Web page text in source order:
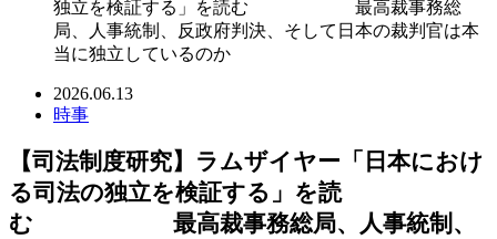
独立を検証する」を読む 最高裁事務総
局、人事統制、反政府判決、そして日本の裁判官は本
当に独立しているのか
2026.06.13
時事
【司法制度研究】ラムザイヤー「日本におけ
る司法の独立を検証する」を読
む 最高裁事務総局、人事統制、